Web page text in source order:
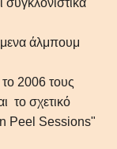
άλμπουμ
2006 τους
το σχετικό
Peel Sessions"